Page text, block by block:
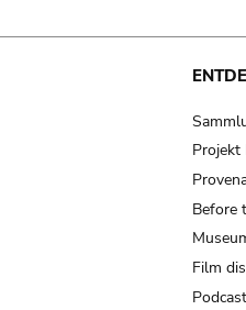
Projekt
Before
Film